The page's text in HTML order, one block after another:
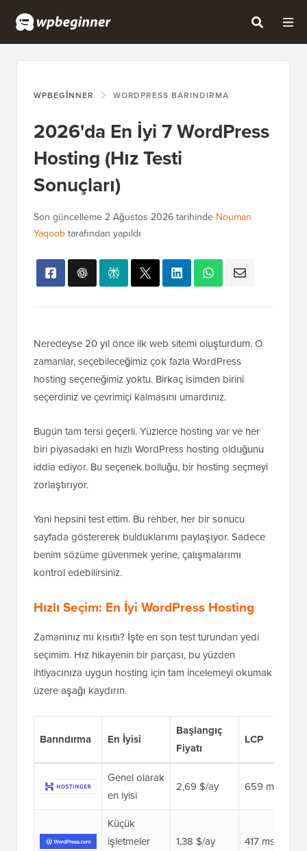
WPBEGINNER WORDPRESS BARINDIRMA
2026'da En İyi 7 WordPress
Hosting (Hız Testi
Sonuçları)
Son güncelleme2 Ağustos 2026tarihinde Nouman
Yaqoobtarafından yapıldı
Neredeyse 20 yıl önce ilk web sitemi oluşturdum. O
zamanlar, seçebileceğimiz çok fazla WordPress
hosting seçeneğimiz yoktu. Birkaç isimden birini
seçerdiniz ve çevrimiçi kalmasını umardınız.
Bugün tam tersi geçerli. Yüzlerce hosting var ve her
biri piyasadaki en hızlı WordPress hosting olduğunu
iddia ediyor. Bu seçenek bolluğu, bir hosting seçmeyi
zorlaştırıyor.
Yani hepsini test ettim. Bu rehber, her bir sonucu
sayfada göstererek bulduklarımı paylaşıyor. Sadece
benim sözüme güvenmek yerine, çalışmalarımı
kontrol edebilirsiniz.
Hızlı Seçim: En İyi WordPress Hosting
Zamanınız mı kısıtlı? İşte en son test turundan yedi
seçimim. Hız hikayenin bir parçası, bu yüzden
ihtiyacınıza uygun hosting için tam incelemeyi okumak
üzere aşağı kaydırın.
Barındırma En İyisi
Başlangıç
Fiyatı
LCP
Genel olarak
en iyisi
2,69 $/ay 659 ms
Küçük
işletmeler
1,38 $/ay 417 ms